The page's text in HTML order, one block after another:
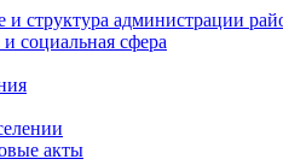
и структура администрации
социальная сфера
акты